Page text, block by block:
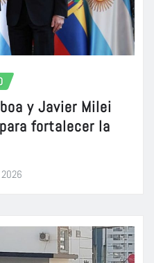
y Javier Milei
fortalecer la